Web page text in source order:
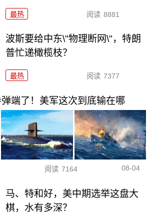
最热 阅读 8881
波斯要给中东\"物理断网\"，特朗
普忙递橄榄枝？
最热 阅读 7377
端了！美军这次到底输在哪
阅读 7164 08-04
马、特和好，美中期选举这盘大
棋，水有多深？